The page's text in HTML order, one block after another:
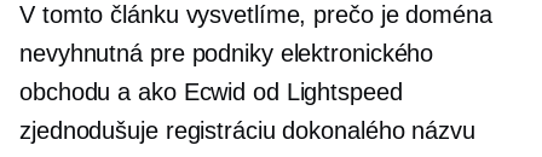
V tomto článku vysvetlíme, prečo je doména
nevyhnutná pre podniky elektronického
obchodu a ako Ecwid od Lightspeed
zjednodušuje registráciu dokonalého názvu